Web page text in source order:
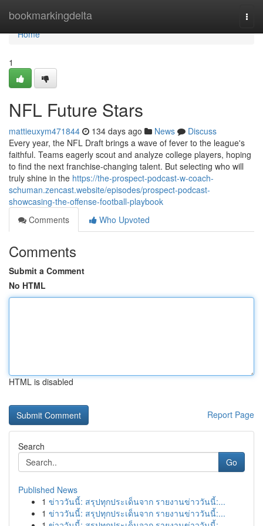
bookmarkingdelta
Home
Home
1
NFL Future Stars
mattieuxym471844 134 days ago News
Discuss
Every year, the NFL Draft brings a wave of fever to the league's
faithful. Teams eagerly scout and analyze college players, hoping
to find the next franchise-changing talent. But selecting who will
truly shine in the https://the-prospect-podcast-w-coach-
schuman.zencast.website/episodes/prospect-podcast-
showcasing-the-offense-football-playbook
Comments
Who Upvoted
Comments
Submit a Comment
No HTML
HTML is disabled
Report Page
Search
Go
Published News
1 ข่าววันนี้: สรุปทุกประเด็นจาก รายงานข่าววันนี้:...
1 ข่าววันนี้: สรุปทุกประเด็นจาก รายงานข่าววันนี้:...